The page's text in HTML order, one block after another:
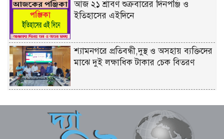
আজ ২১ শ্রাবণ শুক্রবারের দিনপঞ্জি ও
ইতিহাসের এইদিনে
শ্যামনগরে প্রতিবন্ধী,দুস্থ ও অসহায় ব্যক্তিদের
মাঝে দুই লক্ষাধিক টাকার চেক বিতরণ
বৈঠক অনুষ্ঠিত